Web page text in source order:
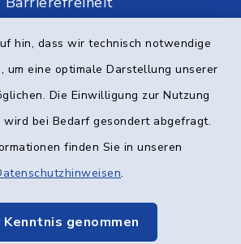
hin, dass wir technisch notwendige
um eine optimale Darstellung unserer
Die Einwilligung zur Nutzung
bei Bedarf gesondert abgefragt.
finden Sie in unseren
.
Kenntnis genommen
Datenschutz
Impressum
Kommunikation
Sitemap
Einstellungen